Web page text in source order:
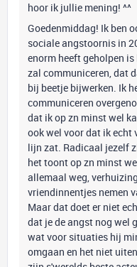
hoor ik jullie mening! ^^
Goedenmiddag! Ik ben
sociale angstoornis in
enorm heeft geholpen
zal communiceren, dat
bij beetje bijwerken. Ik
communiceren
dat ik op zn minst wel
ook wel voor dat ik echt
lijn zat. Radicaal jezelf
het toont op zn minst
allemaal weg,
vriendinnentjes nemen
Maar dat doet er niet
dat je de angst nog wel
wat voor situaties hij
omgaan en het niet